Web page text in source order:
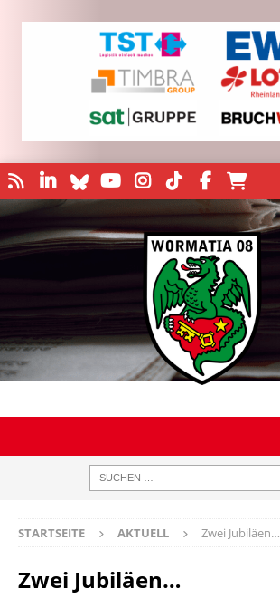
STARTSEITE AKTUELL Zwei Jubiläen…
Zwei Jubiläen…